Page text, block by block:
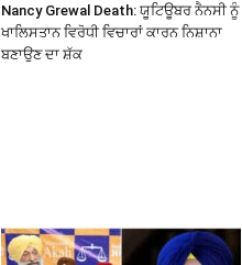
Nancy Grewal Death: ਯੂਟਿਊਬਰ ਨੈਨਸੀ ਨੂੰ
ਖਾਲਿਸਤਾਨ ਵਿਰੋਧੀ ਵਿਚਾਰਾਂ ਕਾਰਨ ਨਿਸ਼ਾਨਾ
ਬਣਾਉਣ ਦਾ ਸ਼ੱਕ